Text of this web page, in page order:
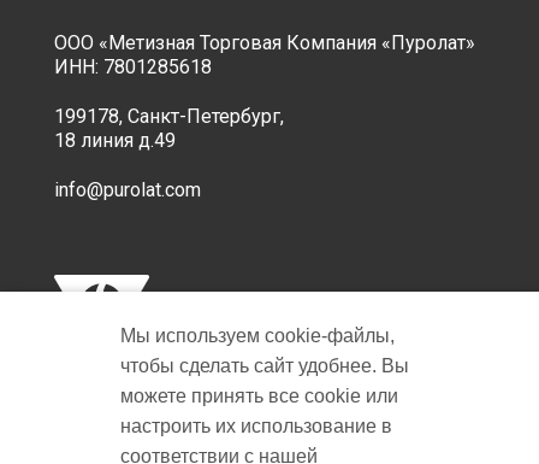
ООО «Метизная Торговая Компания «Пуролат»
ИНН: 7801285618
199178, Санкт-Петербург,
18 линия д.49
info@purolat.com
Copyright © 2001-2026 Пуролат.
Мы используем cookie‑файлы,
чтобы сделать сайт удобнее. Вы
можете принять все cookie или
настроить их использование в
соответствии с нашей